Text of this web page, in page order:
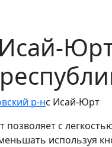
Исай-
р-нс Исай-Юрт
с
используя